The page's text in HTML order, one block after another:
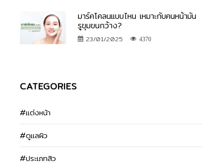
มาร์คโคลนแบบไหน เหมาะกับคนหน้ามัน
รูขุมขนกว้าง?
23/01/2025 4370
CATEGORIES
#แต่งหน้า
#ดูแลผิว
#ประเภทสิว